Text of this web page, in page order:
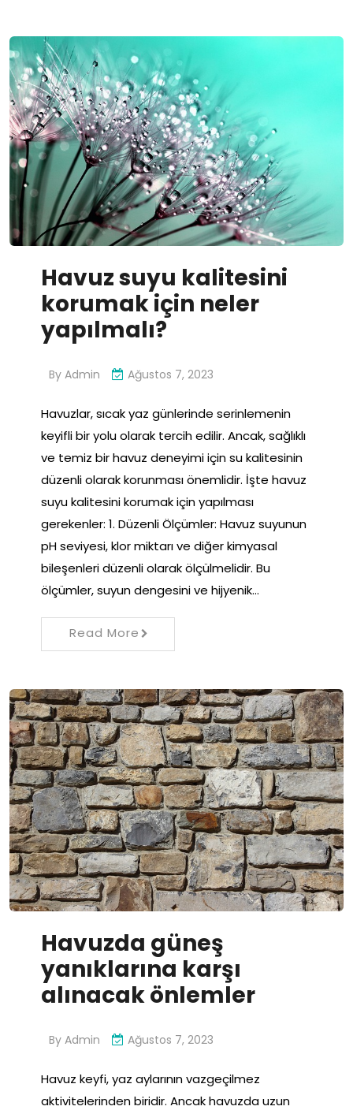
Havuz suyu kalitesini
korumak için neler
yapılmalı?
By Admin Ağustos 7, 2023
Havuzlar, sıcak yaz günlerinde serinlemenin
keyifli bir yolu olarak tercih edilir. Ancak, sağlıklı
ve temiz bir havuz deneyimi için su kalitesinin
düzenli olarak korunması önemlidir. İşte havuz
suyu kalitesini korumak için yapılması
gerekenler: 1. Düzenli Ölçümler: Havuz suyunun
pH seviyesi, klor miktarı ve diğer kimyasal
bileşenleri düzenli olarak ölçülmelidir. Bu
ölçümler, suyun dengesini ve hijyenik…
Read More
Havuzda güneş
yanıklarına karşı
alınacak önlemler
By Admin Ağustos 7, 2023
Havuz keyfi, yaz aylarının vazgeçilmez
aktivitelerinden biridir. Ancak havuzda uzun